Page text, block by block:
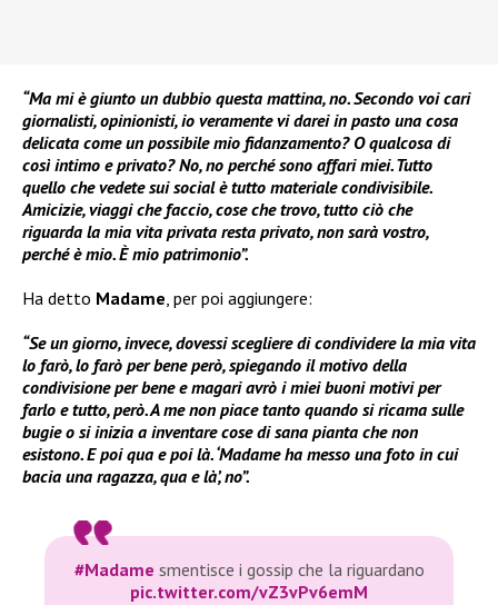
“Ma mi è giunto un dubbio questa mattina, no. Secondo voi cari
giornalisti, opinionisti, io veramente vi darei in pasto una cosa
delicata come un possibile mio fidanzamento? O qualcosa di
così intimo e privato? No, no perché sono affari miei. Tutto
quello che vedete sui social è tutto materiale condivisibile.
Amicizie, viaggi che faccio, cose che trovo, tutto ciò che
riguarda la mia vita privata resta privato, non sarà vostro,
perché è mio. È mio patrimonio”.
Ha detto Madame, per poi aggiungere:
“Se un giorno, invece, dovessi scegliere di condividere la mia vita
lo farò, lo farò per bene però, spiegando il motivo della
condivisione per bene e magari avrò i miei buoni motivi per
farlo e tutto, però. A me non piace tanto quando si ricama sulle
bugie o si inizia a inventare cose di sana pianta che non
esistono. E poi qua e poi là. ‘Madame ha messo una foto in cui
bacia una ragazza, qua e là’, no”.
#Madame smentisce i gossip che la riguardano
pic.twitter.com/vZ3vPv6emM